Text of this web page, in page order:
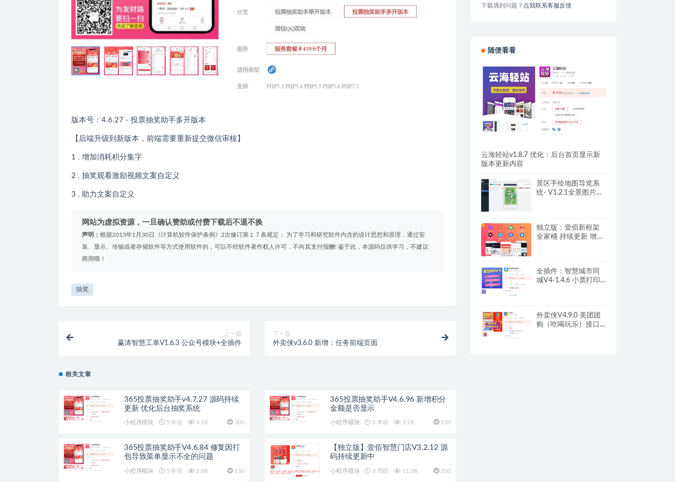
版本号：4.6.27 - 投票抽奖助手多开版本
【后端升级到新版本，前端需要重新提交微信审核】
1 . 增加消耗积分集字
2 . 抽奖观看激励视频文案自定义
3 . 助力文案自定义
网站为虚拟资源，一旦确认赞助或付费下载后不退不换
声明： 根据2013年1月30日《计算机软件保护条例》2次修订第１７条规定： 为了学习和研究软件内含的设计思想和原理，通过安
装、显示、传输或者存储软件等方式使用软件的，可以不经软件著作权人许可，不向其支付报酬! 鉴于此，本源码仅供学习，不建议
商用哦！
抽奖
上一篇
赢涛智慧工单V1.6.3 公众号模块+全插件
下一篇
外卖侠v3.6.0 新增：任务前端页面
相关文章
365投票抽奖助手v4.7.27 源码持续
更新 优化后台抽奖系统
小程序模块 5 年前 4.1K 300
365投票抽奖助手V4.6.96 新增积分
金额是否显示
小程序模块 5 年前 3.1K 150
365投票抽奖助手V4.6.84 修复因打
包导致菜单显示不全的问题
小程序模块 5 年前 3.0K 150
【独立版】壹佰智慧门店V3.2.12 源
码持续更新中
小程序模块 3 周前 11.3K 350
下载遇到问题？ 点我联系客服反馈
随便看看
云海轻站v1.8.7 优化：后台首页显示新
版本更新内容
景区手绘地图导览系
统- V1.2.1全景图片切
独立版：壹佰新框架
全家桶 持续更新 增加
全插件：智慧城市同
城V4-1.4.6 小票打印
外卖侠V4.9.0 美团团
购（吃喝玩乐）接口